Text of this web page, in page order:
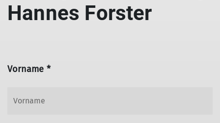
Hannes Forster
Vorname *